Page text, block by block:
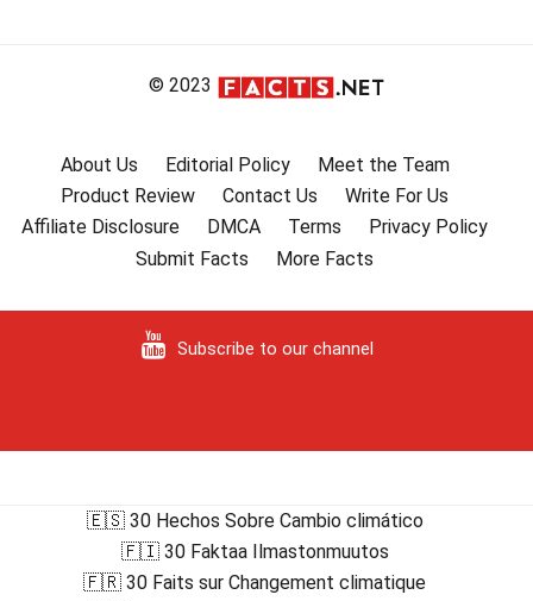
© 2023
About Us Editorial Policy
Meet the Team
Product Review
Contact Us
Write For Us
Affiliate Disclosure
DMCA Terms
Privacy Policy
Submit Facts
More Facts
Subscribe to our channel
🇪🇸 30 Hechos Sobre Cambio climático
🇫🇮 30 Faktaa Ilmastonmuutos
🇫🇷 30 Faits sur Changement climatique